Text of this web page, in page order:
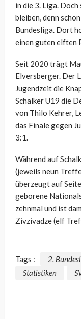
in die 3. Liga.
bleiben, denn
Bundesliga. Dort
einen guten elften
Seit 2020 trägt
Elversberger. Der
Jugendzeit die
Schalker U19 die
von Thilo Kehrer,
das Finale gegen
3:1.
Während auf
(jeweils neun
überzeugt auf
geborene
zehnmal und ist
Zivzivadze (elf
Tags : 2.
Statistiken